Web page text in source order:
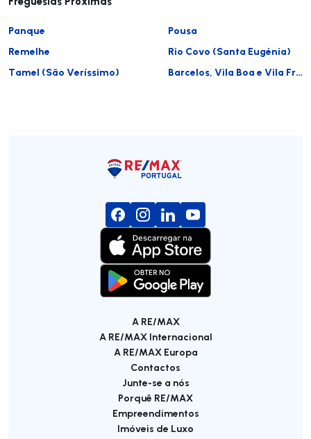
Panque
Pousa
Remelhe
Rio Covo (Santa Eugénia)
Tamel (São Veríssimo)
Barcelos, Vila Boa e Vila Frescainha (São Martinho e São Pedro)
A RE/MAX
A RE/MAX Internacional
A RE/MAX Europa
Contactos
Junte-se a nós
Porquê RE/MAX
Empreendimentos
Imóveis de Luxo